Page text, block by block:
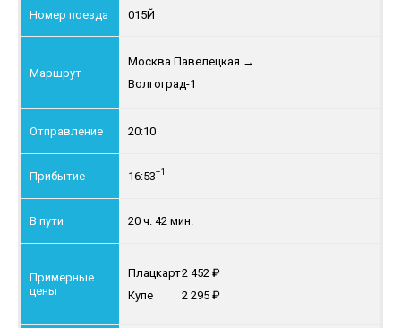
015Й
Москва Павелецкая →
Волгоград-1
20:10
16:53+1
20 ч. 42 мин.
Плацкарт2 452
Купе
2 295